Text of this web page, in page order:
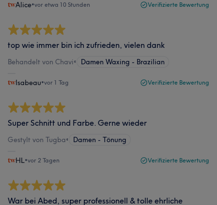
Alice•vor etwa 10 Stunden Verifizierte Bewertung
top wie immer bin ich zufrieden, vielen dank
Behandelt von Chavi• Damen Waxing - Brazilian
Isabeau•vor 1 Tag Verifizierte Bewertung
Super Schnitt und Farbe. Gerne wieder
Gestylt von Tugba• Damen - Tönung
HL•vor 2 Tagen Verifizierte Bewertung
War bei Abed, super professionell & tolle ehrliche